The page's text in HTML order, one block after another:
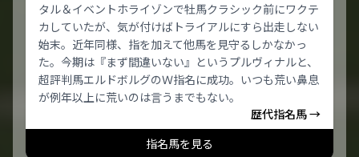
タル＆イベントホライゾンで牡馬クラシック前にワクテ
カしていたが、気が付けばトライアルにすら出走しない
始末。近年同様、指を加えて他馬を見守るしかなかっ
た。今期は『まず間違いない』というプルヴィナルと、
超評判馬エルドボルグのＷ指名に成功。いつも荒い鼻息
が例年以上に荒いのは言うまでもない。
歴代指名馬 →
指名馬を見る